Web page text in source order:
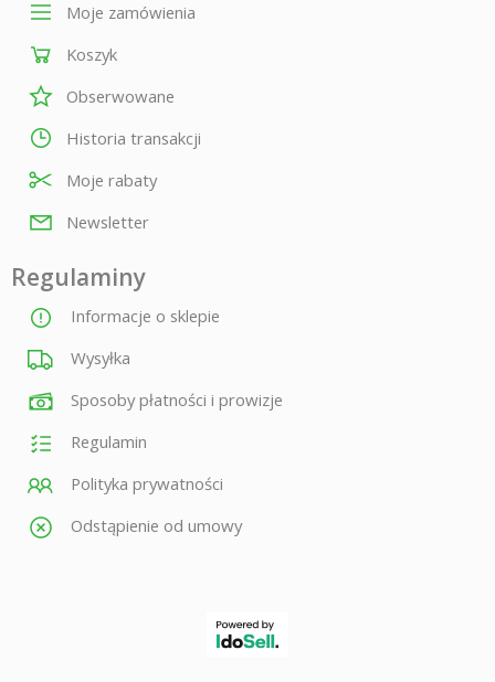
Moje zamówienia
Koszyk
Obserwowane
Historia transakcji
Moje rabaty
Newsletter
Regulaminy
Informacje o sklepie
Wysyłka
Sposoby płatności i prowizje
Regulamin
Polityka prywatności
Odstąpienie od umowy